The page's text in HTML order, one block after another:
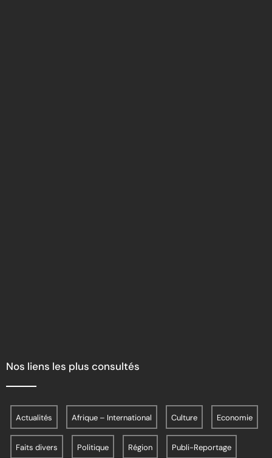
Nos liens les plus consultés
Actualités Afrique – International Culture Economie
Faits divers Politique Région Publi-Reportage